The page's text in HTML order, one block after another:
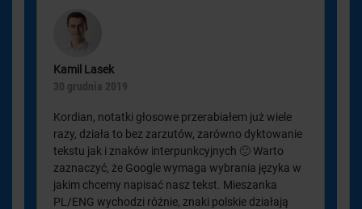
Kamil Lasek
30 grudnia 2019
Kordian, notatki głosowe przerabiałem już wiele
razy, działa to bez zarzutów, zarówno dyktowanie
tekstu jak i znaków interpunkcyjnych 🙂 Warto
zaznaczyć, że Google wymaga wybrania języka w
jakim chcemy napisać nasz tekst. Mieszanka
PL/ENG wychodzi różnie, znaki polskie działają